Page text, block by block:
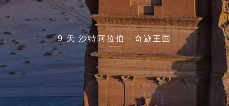
非
加
和黑塞哥维那
大丘吉尔北极熊、白鲸与飞鸟
7月14日 – 7月21日）
其东部之旅：穿越古老的景观
5月5日 – 15日）
索拼图: 阿塞拜疆, 格鲁吉亚 & 亚
2026年5月15日-27日）
加斯加空中游猎 （2026年6月1
｜文华东方迪沙鲁海岸THE
｜阿玛哈豪华精选沙漠度假村及水
｜ 不丹COMO UMA 喜马拉雅深处
｜卓美亚阿拉伯港酒店
伙伴
9 天 沙特阿拉伯 · 奇迹王国